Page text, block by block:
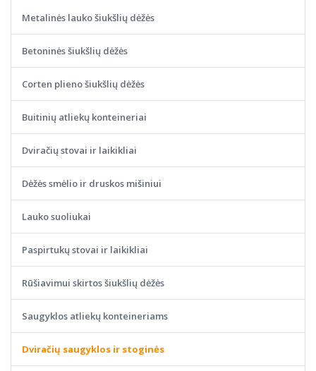
Metalinės lauko šiukšlių dėžės
Betoninės šiukšlių dėžės
Corten plieno šiukšlių dėžės
Buitinių atliekų konteineriai
Dviračių stovai ir laikikliai
Dėžės smėlio ir druskos mišiniui
Lauko suoliukai
Paspirtukų stovai ir laikikliai
Rūšiavimui skirtos šiukšlių dėžės
Saugyklos atliekų konteineriams
Dviračių saugyklos ir stoginės